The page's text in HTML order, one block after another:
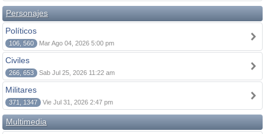
Personajes
Políticos
106, 560 Mar Ago 04, 2026 5:00 pm
Civiles
266, 653 Sab Jul 25, 2026 11:22 am
Militares
371, 1347 Vie Jul 31, 2026 2:47 pm
Multimedia